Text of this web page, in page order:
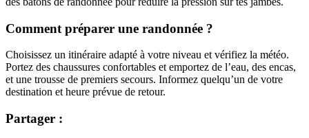
Comment préparer une randonnée ?
Choisissez un itinéraire adapté à votre niveau et vérifiez la météo.
Portez des chaussures confortables et emportez de l’eau, des encas,
et une trousse de premiers secours. Informez quelqu’un de votre
destination et heure prévue de retour.
Partager :